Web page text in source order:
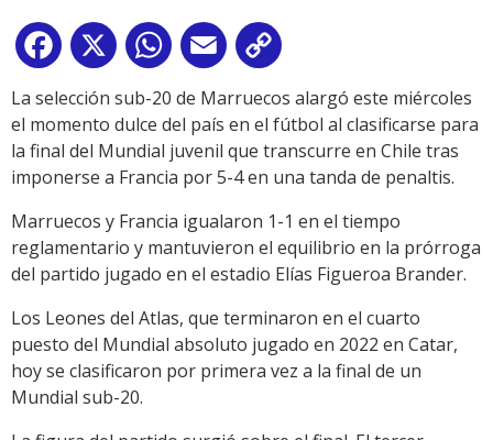
Facebook
X WhatsApp
Email
Link
La selección sub-20 de Marruecos alargó este miércoles
el momento dulce del país en el fútbol al clasificarse para
la final del Mundial juvenil que transcurre en Chile tras
imponerse a Francia por 5-4 en una tanda de penaltis.
Marruecos y Francia igualaron 1-1 en el tiempo
reglamentario y mantuvieron el equilibrio en la prórroga
del partido jugado en el estadio Elías Figueroa Brander.
Los Leones del Atlas, que terminaron en el cuarto
puesto del Mundial absoluto jugado en 2022 en Catar,
hoy se clasificaron por primera vez a la final de un
Mundial sub-20.